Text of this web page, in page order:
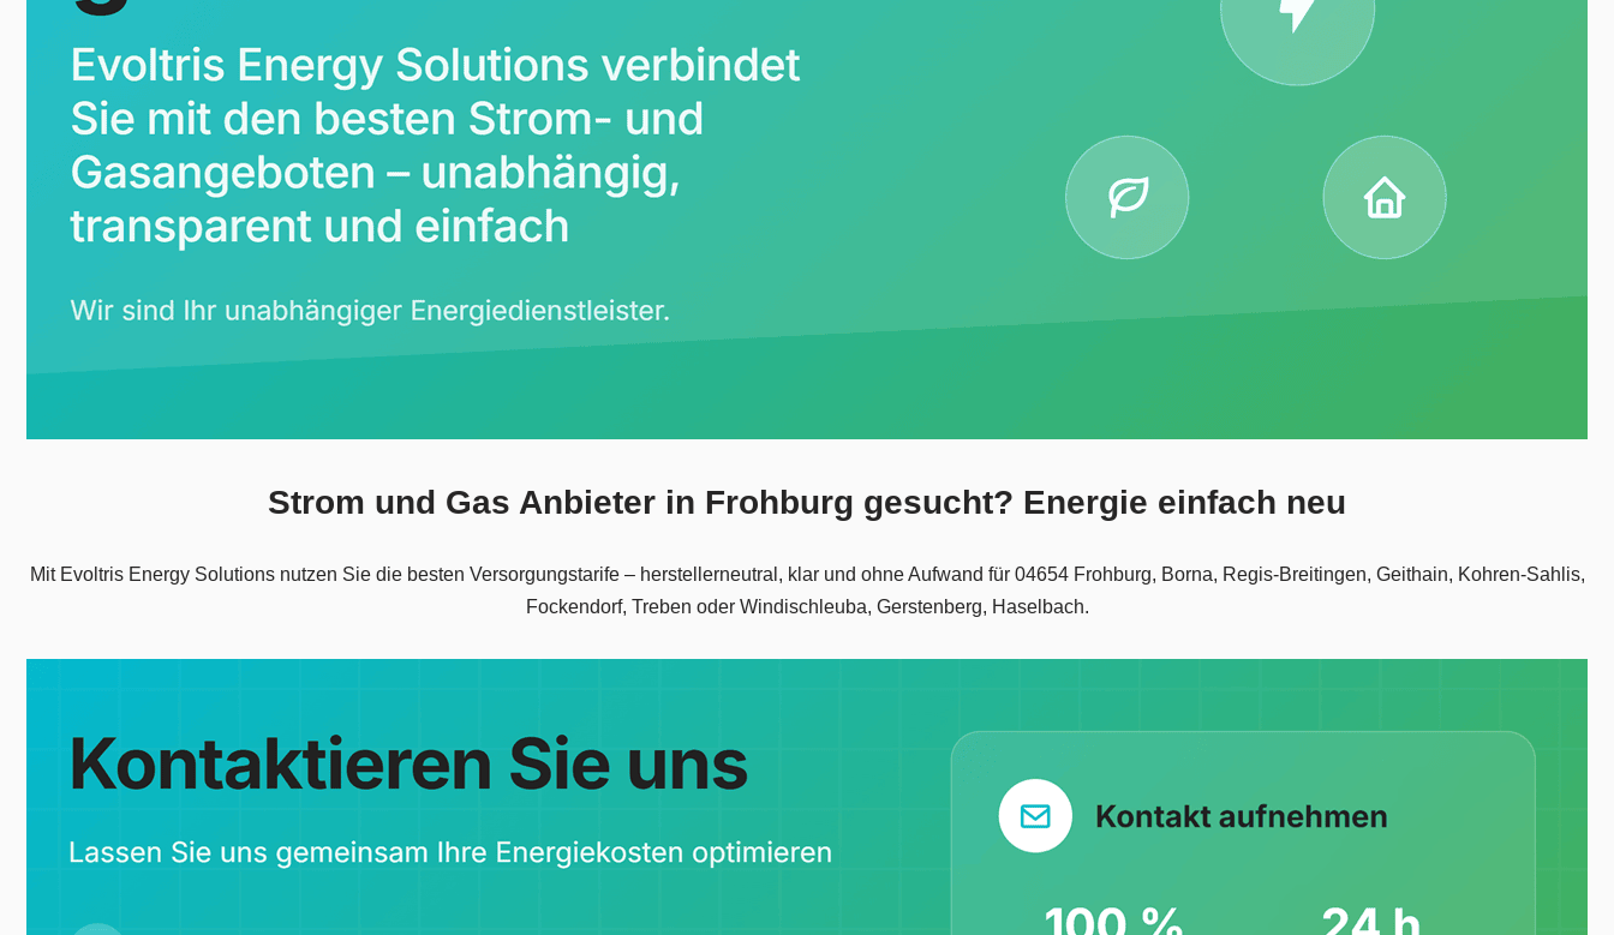
Strom und Gas Anbieter in Frohburg gesucht? Energie einfach neu
Mit Evoltris Energy Solutions nutzen Sie die besten Versorgungstarife – herstellerneutral, klar und ohne Aufwand für 04654 Frohburg, Borna, Regis-Breitingen, Geithain, Kohren-Sahlis,
Fockendorf, Treben oder Windischleuba, Gerstenberg, Haselbach.